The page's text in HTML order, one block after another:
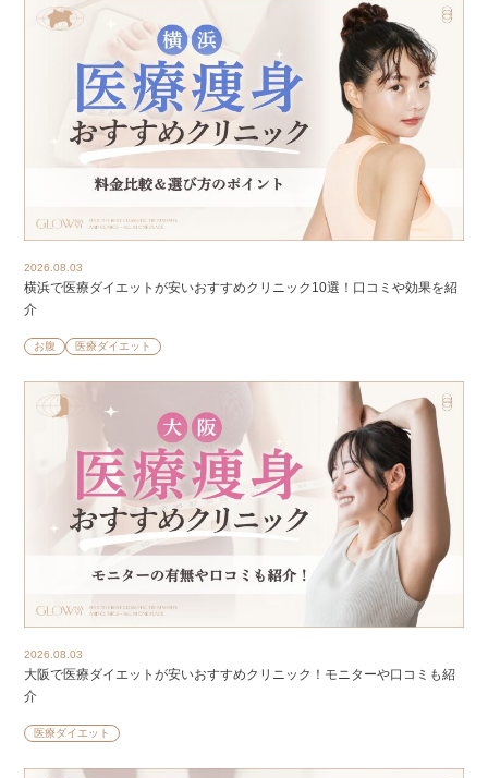
2026.08.03
横浜で医療ダイエットが安いおすすめクリニック10選！口コミや効果を紹
介
お腹 医療ダイエット
2026.08.03
大阪で医療ダイエットが安いおすすめクリニック！モニターや口コミも紹
介
医療ダイエット